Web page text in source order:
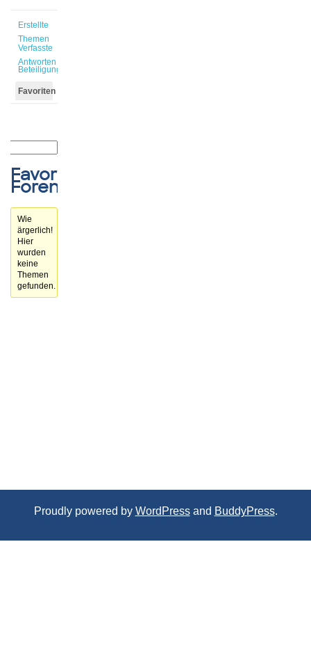
Erstellte
Themen
Verfasste
Antworten
Beteiligungen
Favoriten
Favorisierte
Forenthemen
Wie
ärgerlich!
Hier
wurden
keine
Themen
gefunden.
Proudly powered by WordPressand BuddyPress.